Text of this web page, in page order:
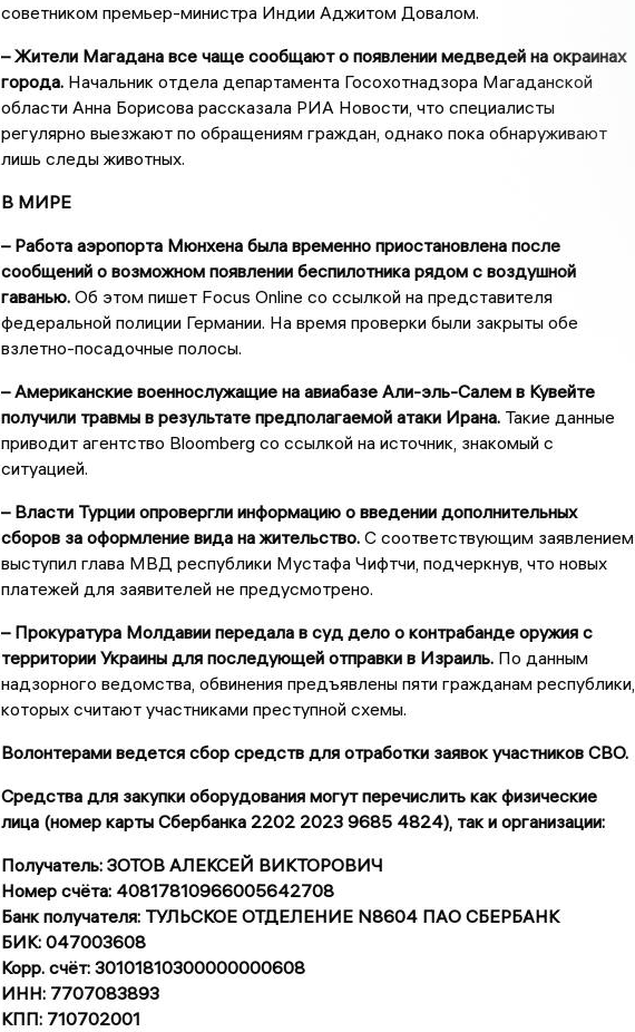
советником премьер-министра Индии Аджитом Довалом.
– Жители Магадана все чаще сообщают о появлении медведей на окраинах
города.Начальник отдела департамента Госохотнадзора Магаданской
области Анна Борисова рассказала РИА Новости, что специалисты
регулярно выезжают по обращениям граждан, однако пока обнаруживают
лишь следы животных.
В МИРЕ
– Работа аэропорта Мюнхена была временно приостановлена после
сообщений о возможном появлении беспилотника рядом с воздушной
гаванью.Об этом пишет Focus Online со ссылкой на представителя
федеральной полиции Германии. На время проверки были закрыты обе
взлетно-посадочные полосы.
– Американские военнослужащие на авиабазе Али-эль-Салем в Кувейте
получили травмы в результате предполагаемой атаки Ирана.Такие данные
приводит агентство Bloomberg со ссылкой на источник, знакомый с
ситуацией.
– Власти Турции опровергли информацию о введении дополнительных
сборов за оформление вида на жительство.С соответствующим заявлением
выступил глава МВД республики Мустафа Чифтчи, подчеркнув, что новых
платежей для заявителей не предусмотрено.
– Прокуратура Молдавии передала в суд дело о контрабанде оружия с
территории Украины для последующей отправки в Израиль.По данным
надзорного ведомства, обвинения предъявлены пяти гражданам республики,
которых считают участниками преступной схемы.
Волонтерами ведется сбор средств для отработки заявок участников СВО.
Средства для закупки оборудования могут перечислить как физические
лица (номер карты Сбербанка 2202 2023 9685 4824), так и организации:
Получатель: ЗОТОВ АЛЕКСЕЙ ВИКТОРОВИЧ
Номер счёта: 40817810966005642708
Банк получателя: ТУЛЬСКОЕ ОТДЕЛЕНИЕ N8604 ПАО СБЕРБАНК
БИК: 047003608
Корр. счёт: 30101810300000000608
ИНН: 7707083893
КПП: 710702001